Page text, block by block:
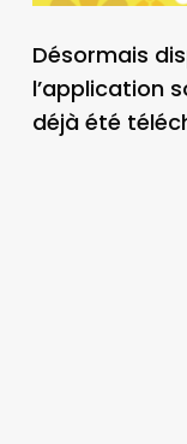
Désormais
l’application
déjà été